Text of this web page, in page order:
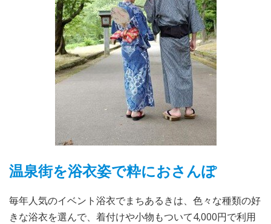
温泉街を浴衣姿で粋におさんぽ
毎年人気のイベント浴衣でまちあるきは、色々な種類の好
きな浴衣を選んで、着付けや小物もついて4,000円で利用